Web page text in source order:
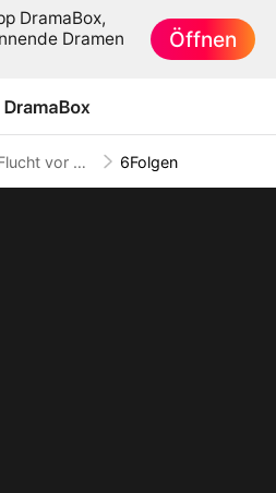
DramaBox,
Dramen
Öffnen
Flucht vor der Liebe 6Folgen